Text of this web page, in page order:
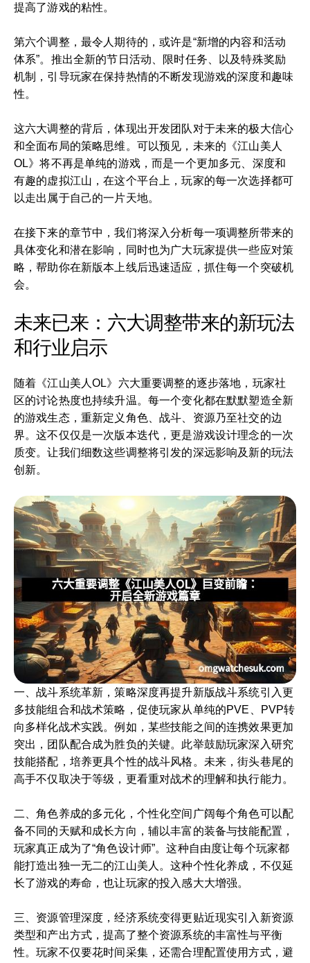
提高了游戏的粘性。
第六个调整，最令人期待的，或许是“新增的内容和活动
体系”。推出全新的节日活动、限时任务、以及特殊奖励
机制，引导玩家在保持热情的不断发现游戏的深度和趣味
性。
这六大调整的背后，体现出开发团队对于未来的极大信心
和全面布局的策略思维。可以预见，未来的《江山美人
OL》将不再是单纯的游戏，而是一个更加多元、深度和
有趣的虚拟江山，在这个平台上，玩家的每一次选择都可
以走出属于自己的一片天地。
在接下来的章节中，我们将深入分析每一项调整所带来的
具体变化和潜在影响，同时也为广大玩家提供一些应对策
略，帮助你在新版本上线后迅速适应，抓住每一个突破机
会。
未来已来：六大调整带来的新玩法
和行业启示
随着《江山美人OL》六大重要调整的逐步落地，玩家社
区的讨论热度也持续升温。每一个变化都在默默塑造全新
的游戏生态，重新定义角色、战斗、资源乃至社交的边
界。这不仅仅是一次版本迭代，更是游戏设计理念的一次
质变。让我们细数这些调整将引发的深远影响及新的玩法
创新。
一、战斗系统革新，策略深度再提升新版战斗系统引入更
多技能组合和战术策略，促使玩家从单纯的PVE、PVP转
向多样化战术实践。例如，某些技能之间的连携效果更加
突出，团队配合成为胜负的关键。此举鼓励玩家深入研究
技能搭配，培养更具个性的战斗风格。未来，街头巷尾的
高手不仅取决于等级，更看重对战术的理解和执行能力。
二、角色养成的多元化，个性化空间广阔每个角色可以配
备不同的天赋和成长方向，辅以丰富的装备与技能配置，
玩家真正成为了“角色设计师”。这种自由度让每个玩家都
能打造出独一无二的江山美人。这种个性化养成，不仅延
长了游戏的寿命，也让玩家的投入感大大增强。
三、资源管理深度，经济系统变得更贴近现实引入新资源
类型和产出方式，提高了整个资源系统的丰富性与平衡
性。玩家不仅要花时间采集，还需合理配置使用方式，避